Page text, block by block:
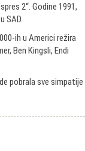
2“. Godine 1991,
SAD.
ih u Americi režira
Ben Kingsli, Endi
pobrala sve simpatije